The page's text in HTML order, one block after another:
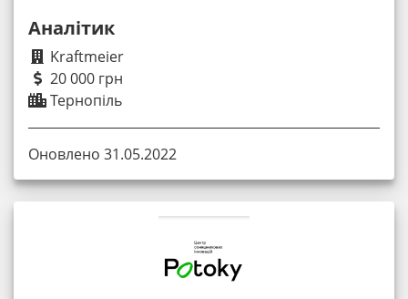
Аналiтик
Kraftmeier
20 000 грн
Тернопіль
Оновлено 31.05.2022